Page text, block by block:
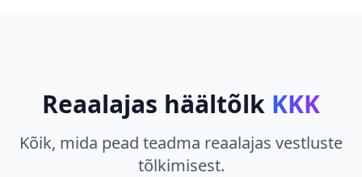
Reaalajas häältõlk KKK
Kõik, mida pead teadma reaalajas vestluste
tõlkimisest.